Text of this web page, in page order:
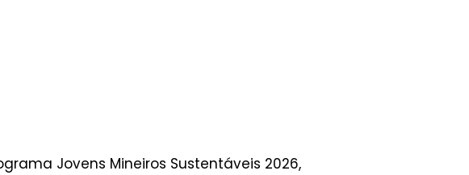
Jovens Mineiros Sustentáveis 2026,